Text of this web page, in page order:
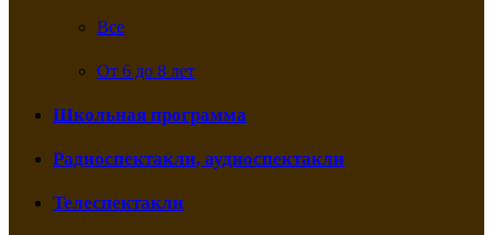
Все
От 6 до 8 лет
Школьная программа
Радиоспектакли, аудиоспектакли
Телеспектакли